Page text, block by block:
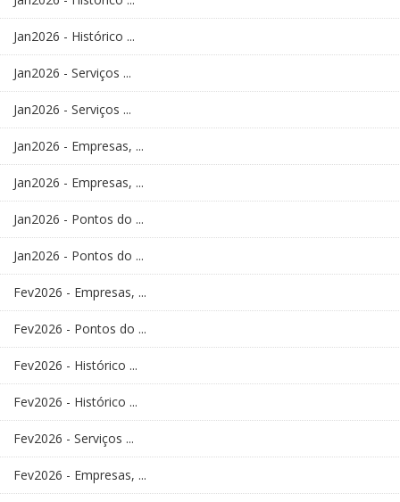
Jan2026 - Histórico ...
Jan2026 - Serviços ...
Jan2026 - Serviços ...
Jan2026 - Empresas, ...
Jan2026 - Empresas, ...
Jan2026 - Pontos do ...
Jan2026 - Pontos do ...
Fev2026 - Empresas, ...
Fev2026 - Pontos do ...
Fev2026 - Histórico ...
Fev2026 - Histórico ...
Fev2026 - Serviços ...
Fev2026 - Empresas, ...